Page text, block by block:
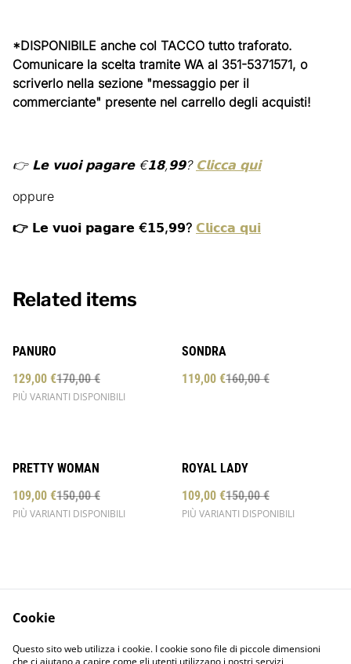
*DISPONIBILE anche col TACCO tutto traforato.
Comunicare la scelta tramite WA al 351-5371571, o
scriverlo nella sezione "messaggio per il
commerciante" presente nel carrello degli acquisti!
👉 𝗟𝗲 𝘃𝘂𝗼𝗶 𝗽𝗮𝗴𝗮𝗿𝗲 €𝟭𝟴,𝟵𝟵? 𝗖𝗹𝗶𝗰𝗰𝗮 𝗾𝘂𝗶
oppure
👉 𝗟𝗲 𝘃𝘂𝗼𝗶 𝗽𝗮𝗴𝗮𝗿𝗲 €𝟭𝟱,𝟵𝟵? 𝗖𝗹𝗶𝗰𝗰𝗮 𝗾𝘂𝗶
Related items
%
PANURO
129,00 €170,00 €
PIÙ VARIANTI DISPONIBILI
%
SONDRA
119,00 €160,00 €
%
PRETTY WOMAN
109,00 €150,00 €
PIÙ VARIANTI DISPONIBILI
%
ROYAL LADY
109,00 €150,00 €
PIÙ VARIANTI DISPONIBILI
Contact Us
Legal Terms
Privacy Policy
Cookie Policy
Cookie
Questo sito web utilizza i cookie. I cookie sono file di piccole dimensioni
che ci aiutano a capire come gli utenti utilizzano i nostri servizi,